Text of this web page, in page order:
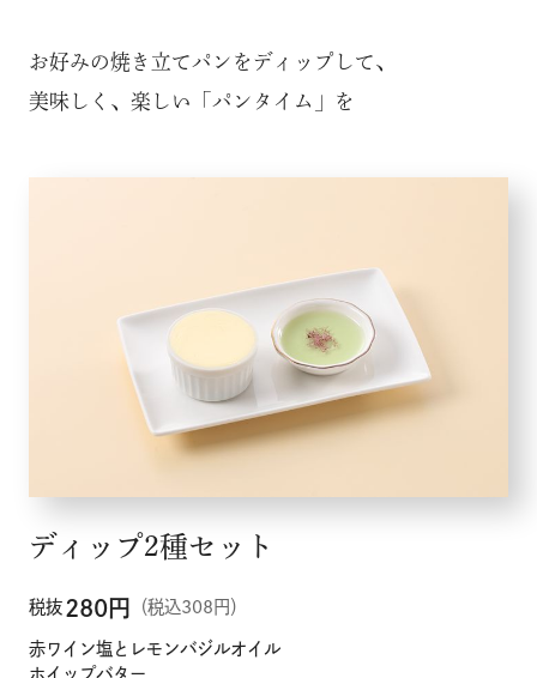
お好みの焼き立てパンをディップして、
美味しく、楽しい「パンタイム」を
ディップ2種セット
税抜 280円 （税込308円）
赤ワイン塩とレモンバジルオイル
ホイップバター